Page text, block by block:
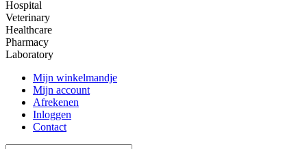
Hospital
Veterinary
Healthcare
Pharmacy
Laboratory
Mijn winkelmandje
Mijn account
Afrekenen
Inloggen
Contact